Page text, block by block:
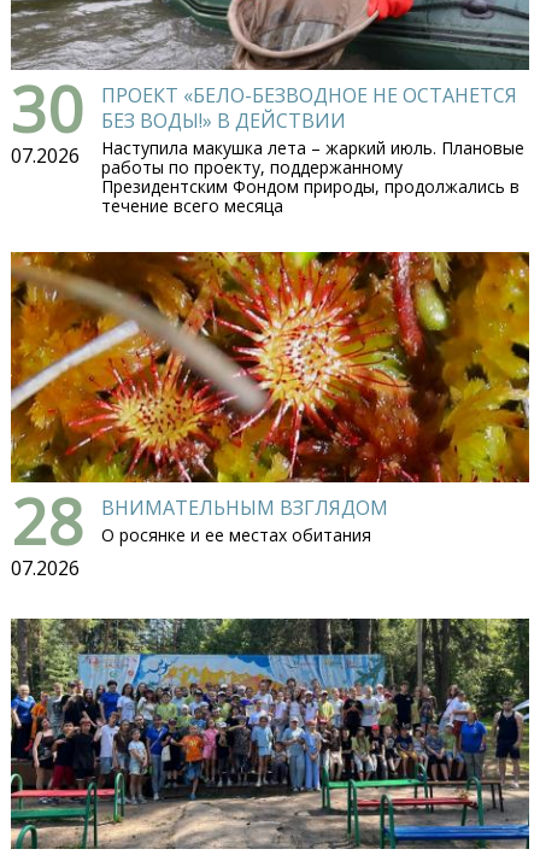
30
07.2026
ПРОЕКТ «БЕЛО-БЕЗВОДНОЕ НЕ ОСТАНЕТСЯ
БЕЗ ВОДЫ!» В ДЕЙСТВИИ
Наступила макушка лета – жаркий июль. Плановые
работы по проекту, поддержанному
Президентским Фондом природы, продолжались в
течение всего месяца
28
07.2026
ВНИМАТЕЛЬНЫМ ВЗГЛЯДОМ
О росянке и ее местах обитания